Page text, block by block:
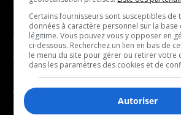
NOUVELLES
- Affaires municipales
- Communauté / Social
- Culture
- Économie
- Éducation
-
- Joué
Certains fournisseurs sont susceptibles de
données à caractère personnel sur la
légitime. Vous pouvez vous y opposer en
ci-dessous. Recherchez un lien en bas de
le menu du site pour gérer ou retirer votre
dans les paramètres des cookies et de
Autoriser